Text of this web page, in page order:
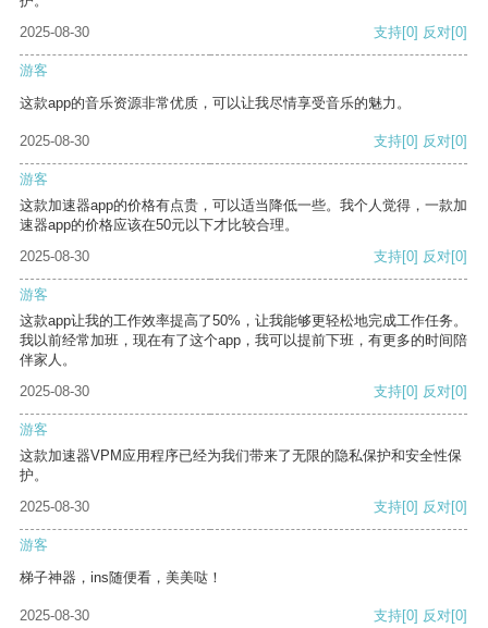
2025-08-30
支持[0] 反对[0]
游客
这款app的音乐资源非常优质，可以让我尽情享受音乐的魅力。
2025-08-30 支持[0] 反对[0]
游客
这款加速器app的价格有点贵，可以适当降低一些。我个人觉得，一款加
速器app的价格应该在50元以下才比较合理。
2025-08-30
支持[0] 反对[0]
游客
这款app让我的工作效率提高了50%，让我能够更轻松地完成工作任务。
我以前经常加班，现在有了这个app，我可以提前下班，有更多的时间陪
伴家人。
2025-08-30
支持[0] 反对[0]
游客
这款加速器VPM应用程序已经为我们带来了无限的隐私保护和安全性保
护。
2025-08-30
支持[0] 反对[0]
游客
梯子神器，ins随便看，美美哒！
2025-08-30 支持[0] 反对[0]